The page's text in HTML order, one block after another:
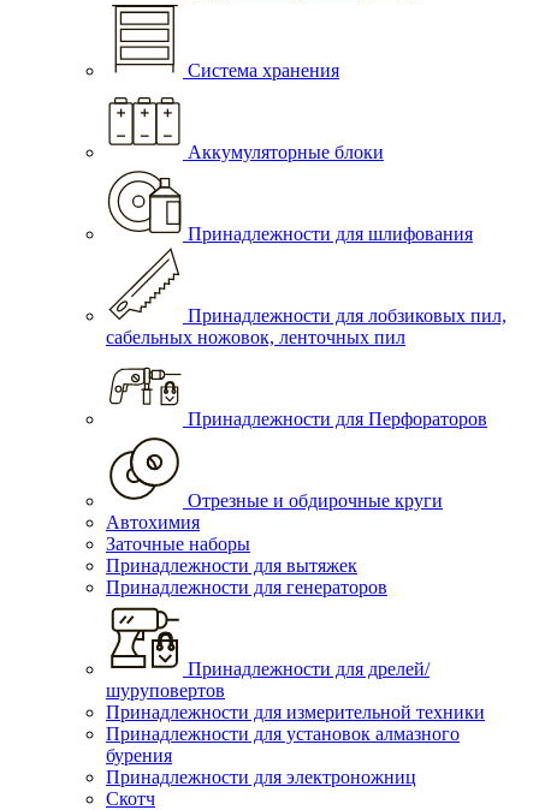
Система хранения
Аккумуляторные блоки
Принадлежности для шлифования
Принадлежности для лобзиковых пил,
сабельных ножовок, ленточных пил
Принадлежности для Перфораторов
Отрезные и обдирочные круги
Автохимия
Заточные наборы
Принадлежности для вытяжек
Принадлежности для генераторов
Принадлежности для дрелей/
шуруповертов
Принадлежности для измерительной техники
Принадлежности для установок алмазного
бурения
Принадлежности для электроножниц
Скотч